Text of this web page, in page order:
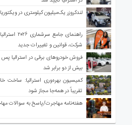
لندکروزر یک‌میلیون کیلومتری در
راهنمای جامع
شرکت، قوانین و تغییرات جدید
فروش خودروهای برقی در استرالیا پس
بیش از دو برابر شد
کمیسیون بهره‌وری استرالیا: ساخت
تقریباً در همه‌جا مجاز شود
هفته‌نامه مهاجرت/پاسخ به سوالات مهاجرتی